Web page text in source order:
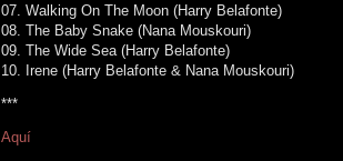
07. Walking On The Moon (Harry Belafonte)
08. The Baby Snake (Nana Mouskouri)
09. The Wide Sea (Harry Belafonte)
10. Irene (Harry Belafonte & Nana Mouskouri)
***
Aquí